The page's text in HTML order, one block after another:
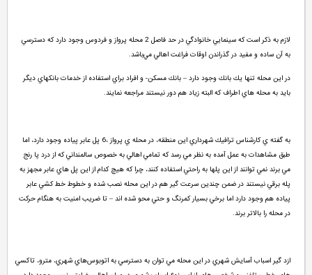
لازم به ذكر است كه سينمايي خانوادگي در حد فاصل 2 محله پرواز و فردوس وجود دارد كه دسترسي
به آن ساده و مفيد در گذراندن اوقات فراغت اهالي مي‌باشد.
در اين محله تنها يك بانك وجود دارد – بانك مسكن- و افراد براي استفاده از خدمات بانكهاي ديگر
بايد به محله هاي اطراف كه البته زياد هم دور نيستند مراجعه نمايند.
به گفته ي كارشناس ترافيك شهرداري اين منطقه، در محله ي پرواز ،‌6 پل عابر پياده وجود دارد، اما
طبق مشاهدات به عمل آمده به نظر مي رسد كه تمامي اهالي به خصوص سالمنداني كه از درد پا رنج
مي برند نمي توانند از اين پلها به راحتي استفاده كنند، چرا كه هيچ كدام از اين پل هاي عابر مجهز به
پله برقي نيستند در ضمن چندين سرعت گير هم در اين محله نصب شده و خطوط خط كشي عابر
پياده هم وجود دارد اما برخي بسيار كمرنگ و حتي محو شده اند – تا ضريب امنيت به هنگام حركت
در محله را بالاتر برند.
ازد گير اسباب آسايش شهري در اين محله مي توان به دسترسي به اتوبوس‌هاي شهري، مترو، تاكسي